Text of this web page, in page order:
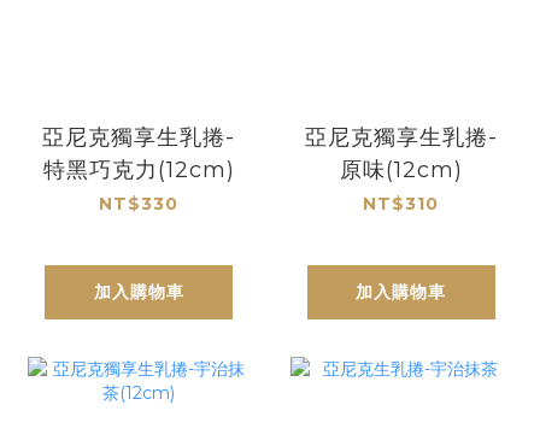
亞尼克獨享生乳捲-
特黑巧克力(12cm)
NT$330
加入購物車
亞尼克獨享生乳捲-
原味(12cm)
NT$310
加入購物車